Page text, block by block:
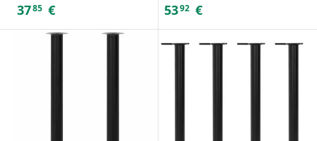
3785 € 5392 €